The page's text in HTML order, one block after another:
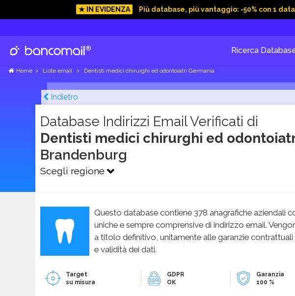
★ IN EVIDENZA Più database, più vantaggio: -50% con 1
Ricerca
Home Liste email Dentisti medici chirurghi ed odontoiatri Germania
Indietro
Database Indirizzi Email Verificati di
Dentisti medici chirurghi ed
Brandenburg
Scegli regione
Questo database contiene 378 anagrafiche aziendali
uniche e sempre comprensive di indirizzo email.
a titolo definitivo, unitamente alle garanzie contrattuali
e validità dei dati.
Target
su misura
GDPR
OK
Garanzia
100 %